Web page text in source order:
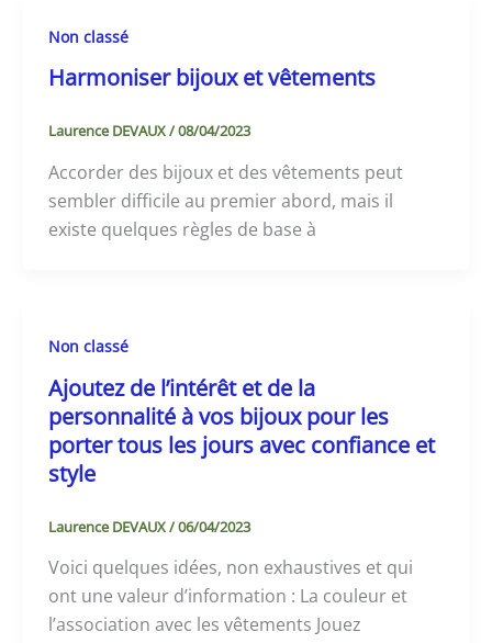
Non classé
Harmoniser bijoux et vêtements
Laurence DEVAUX/08/04/2023
Accorder des bijoux et des vêtements peut
sembler difficile au premier abord, mais il
existe quelques règles de base à
Non classé
Ajoutez de l’intérêt et de la
personnalité à vos bijoux pour les
porter tous les jours avec confiance et
style
Laurence DEVAUX/06/04/2023
Voici quelques idées, non exhaustives et qui
ont une valeur d’information : La couleur et
l’association avec les vêtements Jouez